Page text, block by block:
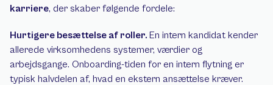
karriere, der skaber følgende fordele:
Hurtigere besættelse af roller. En intern kandidat kender
allerede virksomhedens systemer, værdier og
arbejdsgange. Onboarding-tiden for en intern flytning er
typisk halvdelen af, hvad en ekstern ansættelse kræver.